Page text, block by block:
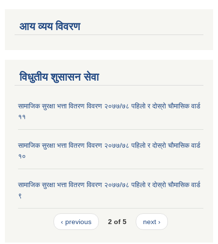
आय व्यय विवरण
विधुतीय शुसासन सेवा
सामाजिक सुरक्षा भत्ता वितरण विवरण २०७७/७८ पहिलाे र दाेस्राे चाैमासिक वार्ड
११
सामाजिक सुरक्षा भत्ता वितरण विवरण २०७७/७८ पहिलाे र दाेस्राे चाैमासिक वार्ड
१०
सामाजिक सुरक्षा भत्ता वितरण विवरण २०७७/७८ पहिलाे र दाेस्राे चाैमासिक वार्ड
९
‹ previous 2 of 5 next ›